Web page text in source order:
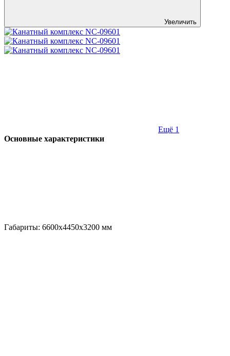
Увеличить
Ещё 1
Основные характеристики
Габариты: 6600x4450x3200 мм